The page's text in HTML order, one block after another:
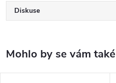
Diskuse